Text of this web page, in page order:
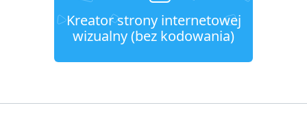
Kreator strony internetowej
wizualny (bez kodowania)